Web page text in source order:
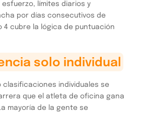
límites diarios y
por días consecutivos de
4 cubre la lógica de puntuación
solo individual
clasificaciones individuales se
que el atleta de oficina gana
mayoría de la gente se